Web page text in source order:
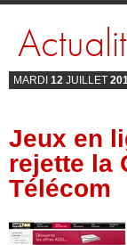
MARDI 12 JUILLET
Jeux en
rejette la
Télécom